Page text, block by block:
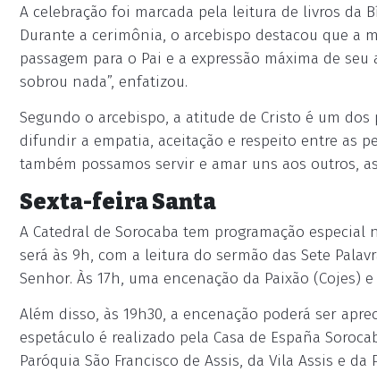
A celebração foi marcada pela leitura de livros da
Durante a cerimônia, o arcebispo destacou que a
passagem para o Pai e a expressão máxima de
sobrou nada”, enfatizou.
Segundo o arcebispo, a atitude de Cristo é um
difundir a empatia, aceitação e respeito entre as
também possamos servir e amar uns aos outros,
Sexta-feira Santa
A Catedral de Sorocaba tem programação
será às 9h, com a leitura do sermão das Sete
Senhor. Às 17h, uma encenação da Paixão (Cojes)
Além disso, às 19h30, a encenação poderá ser
espetáculo é realizado pela Casa de España
Paróquia São Francisco de Assis, da Vila Assis e